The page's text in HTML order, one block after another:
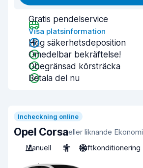
Gratis pendelservice
Visa platsinformation
Hög säkerhetsdeposition
Omedelbar bekräftelse!
Obegränsad körsträcka
Betala del nu
Incheckning online
Opel Corsaeller liknande Ekonomi
Manuell
5 Luftkonditionering